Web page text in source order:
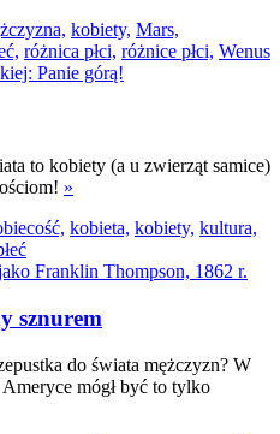
kobiety, Mars,
różnica płci, różnice płci, Wenus
to kobiety (a u zwierząt samice)
»
kobieta, kobiety, kultura,
sznurem
do świata mężczyzn? W
mógł być to tylko